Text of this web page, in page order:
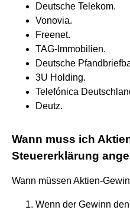
Deutsche Telekom.
Vonovia.
Freenet.
TAG-Immobilien.
Deutsche
3U Holding.
Telefónica
Deutz.
Wann muss ich
Steuererklärung
Wann müssen Aktien-
Wenn der Gewinn